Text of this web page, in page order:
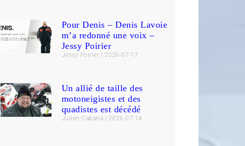
Pour Denis – Denis Lavoie
m’a redonné une voix –
Jessy Poirier
Jessy Poirier 2026-07-17
Un allié de taille des
motoneigistes et des
quadistes est décédé
Julien Cabana 2026-07-14